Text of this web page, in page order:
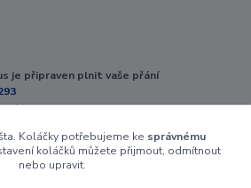
je připraven plnit vaše přání
Koláčky potřebujeme ke správnému
koláčků můžete přijmout, odmítnout
nebo upravit.